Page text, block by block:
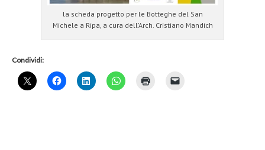
la scheda progetto per le Botteghe del San
Michele a Ripa, a cura dell’Arch. Cristiano Mandich
Condividi: